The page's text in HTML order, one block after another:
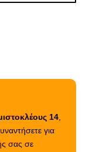
14
για
σας σε